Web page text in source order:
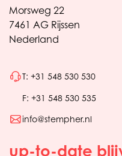
Morsweg 22
7461 AG Rijssen
Nederland
T: +31 548 530 530
F: +31 548 530 535
info@stempher.nl
up-to-date